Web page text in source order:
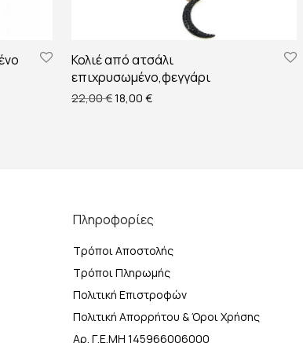
22,00 €.
Κολιέ από ατσάλι
επιχρυσωμένο,φεγγάρι
22,00€Original price was: 22,00 €.
18,00 €Η τρέχουσα τιμή είναι: 18,00 €.
Πληροφορίες
Τρόποι Αποστολής
Τρόποι Πληρωμής
Πολιτική Επιστροφών
Πολιτική Απορρήτου & Όροι Χρήσης
Αρ. Γ.Ε.ΜΗ 145966006000